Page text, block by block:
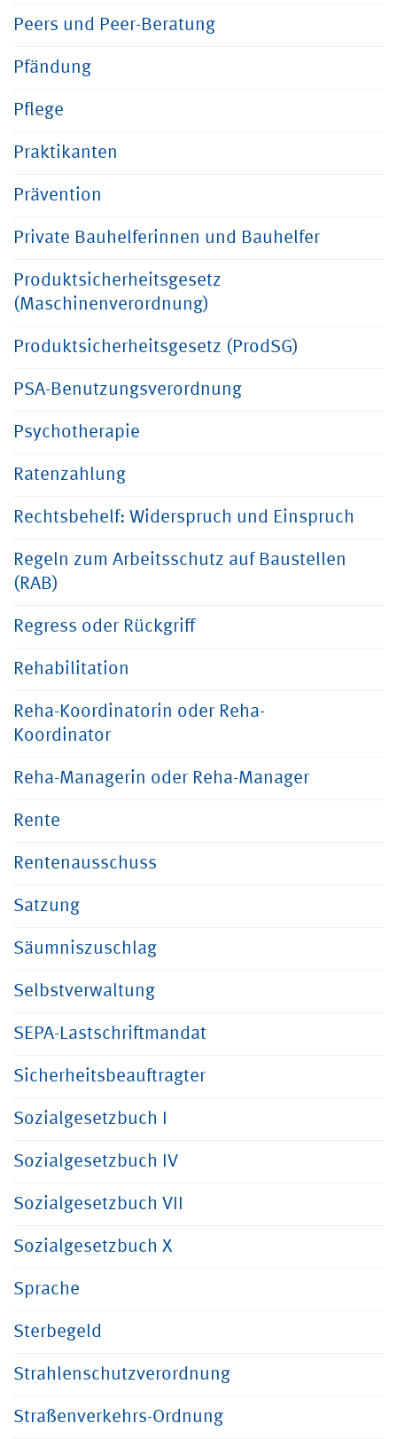
Peers und Peer-Beratung
Pfändung
Pflege
Praktikanten
Prävention
Private Bauhelferinnen und Bauhelfer
Produktsicherheitsgesetz
(Maschinenverordnung)
Produktsicherheitsgesetz (ProdSG)
PSA-Benutzungsverordnung
Psychotherapie
Ratenzahlung
Rechtsbehelf: Widerspruch und Einspruch
Regeln zum Arbeitsschutz auf Baustellen
(RAB)
Regress oder Rückgriff
Rehabilitation
Reha-Koordinatorin oder Reha-
Koordinator
Reha-Managerin oder Reha-Manager
Rente
Rentenausschuss
Satzung
Säumniszuschlag
Selbstverwaltung
SEPA-Lastschriftmandat
Sicherheitsbeauftragter
Sozialgesetzbuch I
Sozialgesetzbuch IV
Sozialgesetzbuch VII
Sozialgesetzbuch X
Sprache
Sterbegeld
Strahlenschutzverordnung
Straßenverkehrs-Ordnung